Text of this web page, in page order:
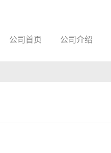
公司首页 公司介绍